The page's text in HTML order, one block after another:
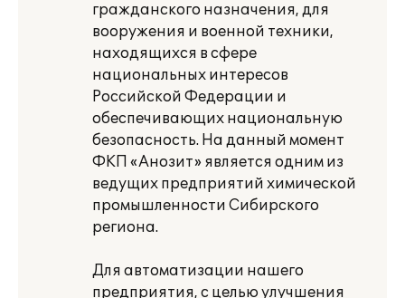
гражданского назначения, для
вооружения и военной техники,
находящихся в сфере
национальных интересов
Российской Федерации и
обеспечивающих национальную
безопасность. На данный момент
ФКП «Анозит» является одним из
ведущих предприятий химической
промышленности Сибирского
региона.
Для автоматизации нашего
предприятия, с целью улучшения